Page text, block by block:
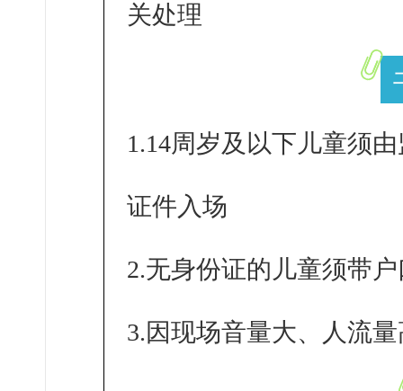
关处理
1.14周岁及以下儿童须
证件入场
2.无身份证的儿童须带
3.因现场音量大、人流